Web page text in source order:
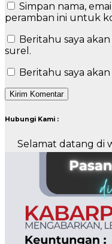
Simpan nama,
peramban ini untuk
Beritahu saya
surel.
Beritahu saya
Hubungi Kami :
datang di